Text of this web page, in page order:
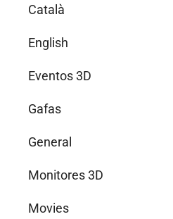
Català
English
Eventos 3D
Gafas
General
Monitores 3D
Movies